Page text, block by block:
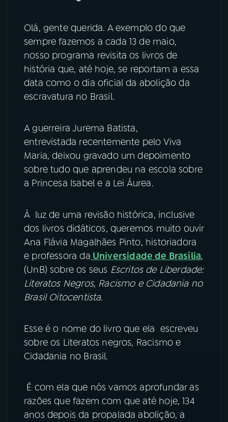
Instagram X
TikTok
Olá, gente querida. A exemplo do que
sempre fazemos a cada 13 de maio,
nosso programa revisita os livros de
história que, até hoje, se reportam a essa
data como o dia oficial da abolição da
escravatura no Brasil.
A guerreira Jurema Batista,
entrevistada recentemente pelo Viva
Maria, deixou gravado um depoimento
sobre tudo que aprendeu na escola sobre
a Princesa Isabel e a Lei Áurea.
À luz de uma revisão histórica, inclusive
dos livros didáticos, queremos muito ouvir
Ana Flávia Magalhães Pinto, historiadora
e professora da Universidade de Brasília,
(UnB) sobre os seus Escritos de Liberdade:
Literatos Negros, Racismo e Cidadania no
Brasil Oitocentista.
Esse é o nome do livro que ela escreveu
sobre os Literatos negros, Racismo e
Cidadania no Brasil.
É com ela que nós vamos aprofundar as
razões que fazem com que até hoje, 134
anos depois da propalada abolição, a